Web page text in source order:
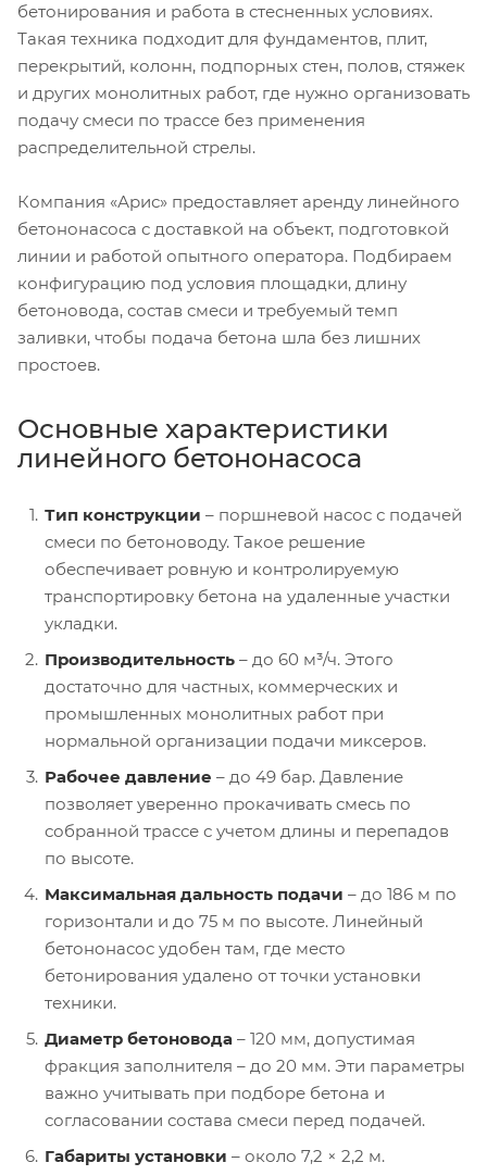
бетонирования и работа в стесненных условиях.
Такая техника подходит для фундаментов, плит,
перекрытий, колонн, подпорных стен, полов, стяжек
и других монолитных работ, где нужно организовать
подачу смеси по трассе без применения
распределительной стрелы.
Компания «Арис» предоставляет аренду линейного
бетононасоса с доставкой на объект, подготовкой
линии и работой опытного оператора. Подбираем
конфигурацию под условия площадки, длину
бетоновода, состав смеси и требуемый темп
заливки, чтобы подача бетона шла без лишних
простоев.
Основные характеристики
линейного бетононасоса
Тип конструкции – поршневой насос с подачей
смеси по бетоноводу. Такое решение
обеспечивает ровную и контролируемую
транспортировку бетона на удаленные участки
укладки.
Производительность – до 60 м³/ч. Этого
достаточно для частных, коммерческих и
промышленных монолитных работ при
нормальной организации подачи миксеров.
Рабочее давление – до 49 бар. Давление
позволяет уверенно прокачивать смесь по
собранной трассе с учетом длины и перепадов
по высоте.
Максимальная дальность подачи – до 186 м по
горизонтали и до 75 м по высоте. Линейный
бетононасос удобен там, где место
бетонирования удалено от точки установки
техники.
Диаметр бетоновода – 120 мм, допустимая
фракция заполнителя – до 20 мм. Эти параметры
важно учитывать при подборе бетона и
согласовании состава смеси перед подачей.
Габариты установки – около 7,2 × 2,2 м.